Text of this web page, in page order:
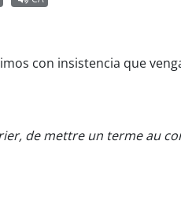
con insistencia que
de mettre un terme au